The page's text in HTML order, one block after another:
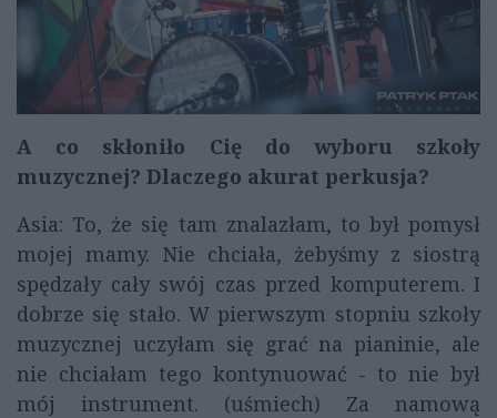
A co skłoniło Cię do wyboru szkoły
muzycznej? Dlaczego akurat perkusja?
Asia: To, że się tam znalazłam, to był pomysł
mojej mamy. Nie chciała, żebyśmy z siostrą
spędzały cały swój czas przed komputerem. I
dobrze się stało. W pierwszym stopniu szkoły
muzycznej uczyłam się grać na pianinie, ale
nie chciałam tego kontynuować - to nie był
mój instrument. (uśmiech) Za namową